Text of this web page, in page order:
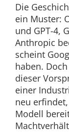
Die
ein Muster:
und GPT-4,
Anthropic
scheint
haben.
dieser
einer
neu
Modell